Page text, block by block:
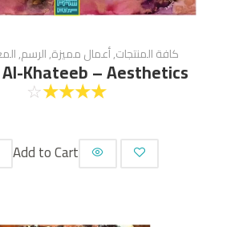
كافة المنتجات,أعمال مميزة,الرسم,
Khateeb – Aesthetics
☆
☆
☆
☆
☆
Add to Cart